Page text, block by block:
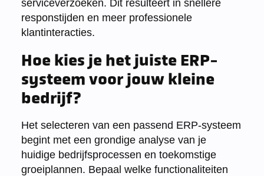
serviceverzoeken. Dit resulteert in snellere
responstijden en meer professionele
klantinteracties.
Hoe kies je het juiste ERP-
systeem voor jouw kleine
bedrijf?
Het selecteren van een passend ERP-systeem
begint met een grondige analyse van je
huidige bedrijfsprocessen en toekomstige
groeiplannen. Bepaal welke functionaliteiten